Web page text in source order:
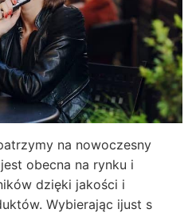
na nowoczesny
obecna na rynku i
dzięki jakości i
Wybierając ijust s